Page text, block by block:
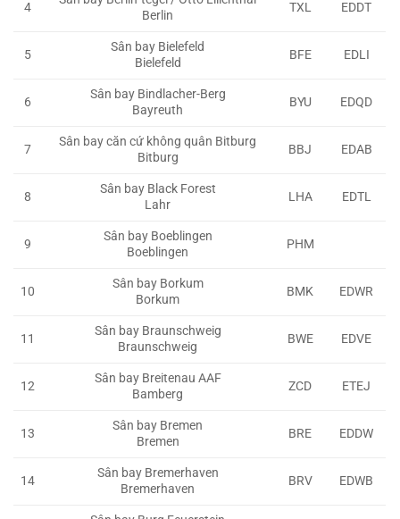
4
Berlin
TXL EDDT
5
Sân bay Bielefeld
Bielefeld
BFE EDLI
6
Sân bay Bindlacher-Berg
Bayreuth
BYU EDQD
7
Sân bay căn cứ không quân Bitburg
Bitburg
BBJ EDAB
8
Sân bay Black Forest
Lahr
LHA EDTL
9
Sân bay Boeblingen
Boeblingen
PHM
10
Sân bay Borkum
Borkum
BMK EDWR
11
Sân bay Braunschweig
Braunschweig
BWE EDVE
12
Sân bay Breitenau AAF
Bamberg
ZCD ETEJ
13
Sân bay Bremen
Bremen
BRE EDDW
14
Sân bay Bremerhaven
Bremerhaven
BRV EDWB